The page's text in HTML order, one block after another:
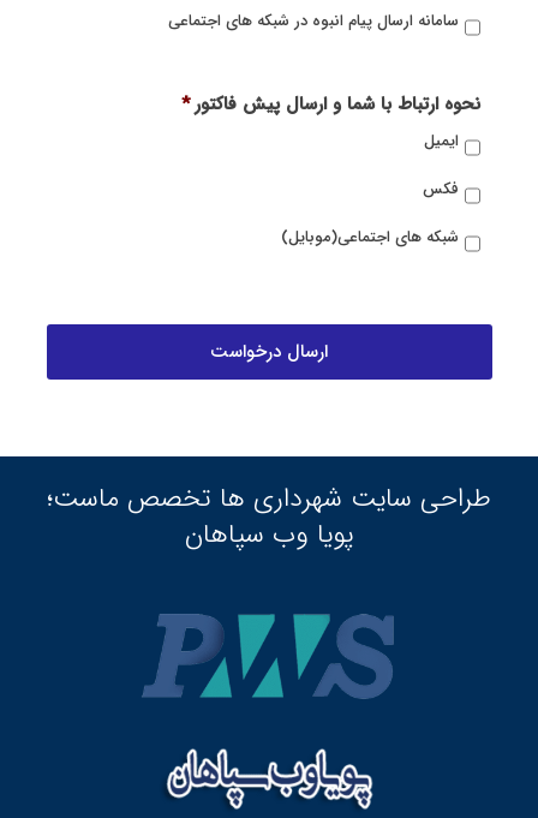
سامانه ارسال پیام انبوه در شبکه های اجتماعی
نحوه ارتباط با شما و ارسال پیش فاکتور *
ایمیل
فکس
شبکه های اجتماعی(موبایل)
طراحی سایت شهرداری ها تخصص ماست؛
پویا وب سپاهان